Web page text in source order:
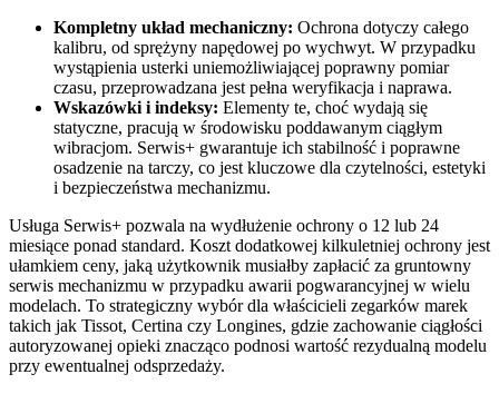
Kompletny układ mechaniczny: Ochrona dotyczy całego
kalibru, od sprężyny napędowej po wychwyt. W przypadku
wystąpienia usterki uniemożliwiającej poprawny pomiar
czasu, przeprowadzana jest pełna weryfikacja i naprawa.
Wskazówki i indeksy: Elementy te, choć wydają się
statyczne, pracują w środowisku poddawanym ciągłym
wibracjom. Serwis+ gwarantuje ich stabilność i poprawne
osadzenie na tarczy, co jest kluczowe dla czytelności, estetyki
i bezpieczeństwa mechanizmu.
Usługa Serwis+ pozwala na wydłużenie ochrony o 12 lub 24
miesiące ponad standard. Koszt dodatkowej kilkuletniej ochrony jest
ułamkiem ceny, jaką użytkownik musiałby zapłacić za gruntowny
serwis mechanizmu w przypadku awarii pogwarancyjnej w wielu
modelach. To strategiczny wybór dla właścicieli zegarków marek
takich jak Tissot, Certina czy Longines, gdzie zachowanie ciągłości
autoryzowanej opieki znacząco podnosi wartość rezydualną modelu
przy ewentualnej odsprzedaży.